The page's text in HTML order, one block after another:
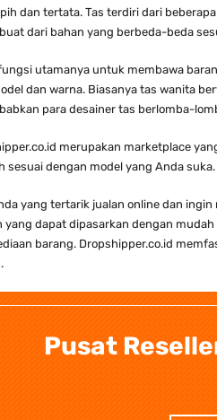
dan tertata. Tas terdiri dari
dari bahan yang berbeda-beda
utamanya untuk membawa
dan warna. Biasanya tas wanita
para desainer tas berlomba-
merupakan marketplace
sesuai dengan model yang Anda
yang tertarik jualan online dan
yang dapat dipasarkan dengan
barang. Dropshipper.co.id
Pusat